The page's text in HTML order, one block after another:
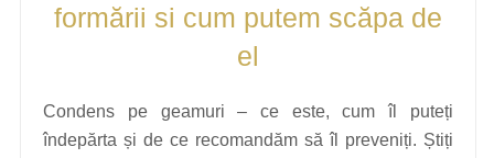
formării si cum putem scăpa de
el
Condens pe geamuri – ce este, cum îl puteți
îndepărta și de ce recomandăm să îl preveniți. Știți